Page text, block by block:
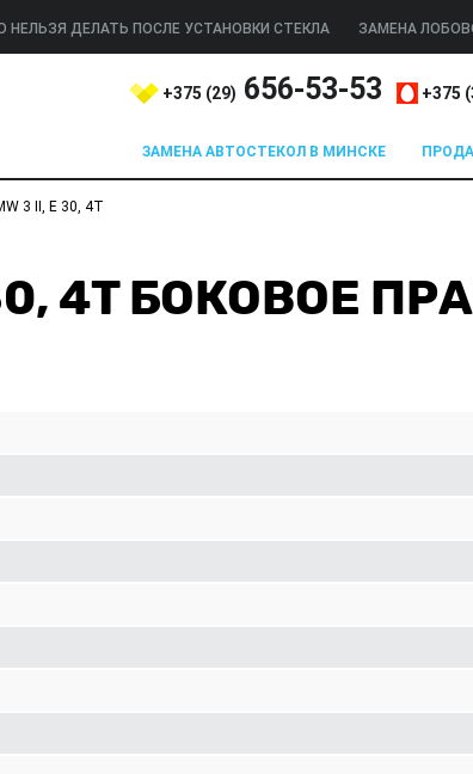
НЕЛЬЗЯ ДЕЛАТЬ ПОСЛЕ УСТАНОВКИ СТЕКЛА ЗАМЕНА
+375 (29) 656-53-53 +375 (
ЗАМЕНА АВТОСТЕКОЛ В МИНСКЕ
3 II, E 30, 4T
4T БОКОВОЕ